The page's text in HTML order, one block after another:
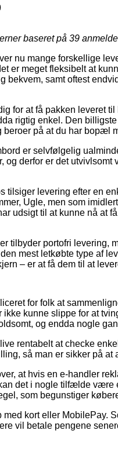
baseret på 39
nu mange forskellige
er meget fleksibelt at
bekvem, samt oftest
for at få pakken leveret
rigtig enkel. Den
på at du har bopæl
er selvfølgelig
og derfor er det
tilsiger levering efter en
Ugle, men som
udsigt til at kunne nå at
tilbyder portofri levering,
mest letkøbte type af
– er at få dem til at
for folk at
ikke kunne slippe for at
og endda nogle
rentabelt at checke
så man er sikker på at
at hvis en e-handler
det i nogle tilfælde være
som begunstiger
kort eller MobilePay.
vil betale pengene